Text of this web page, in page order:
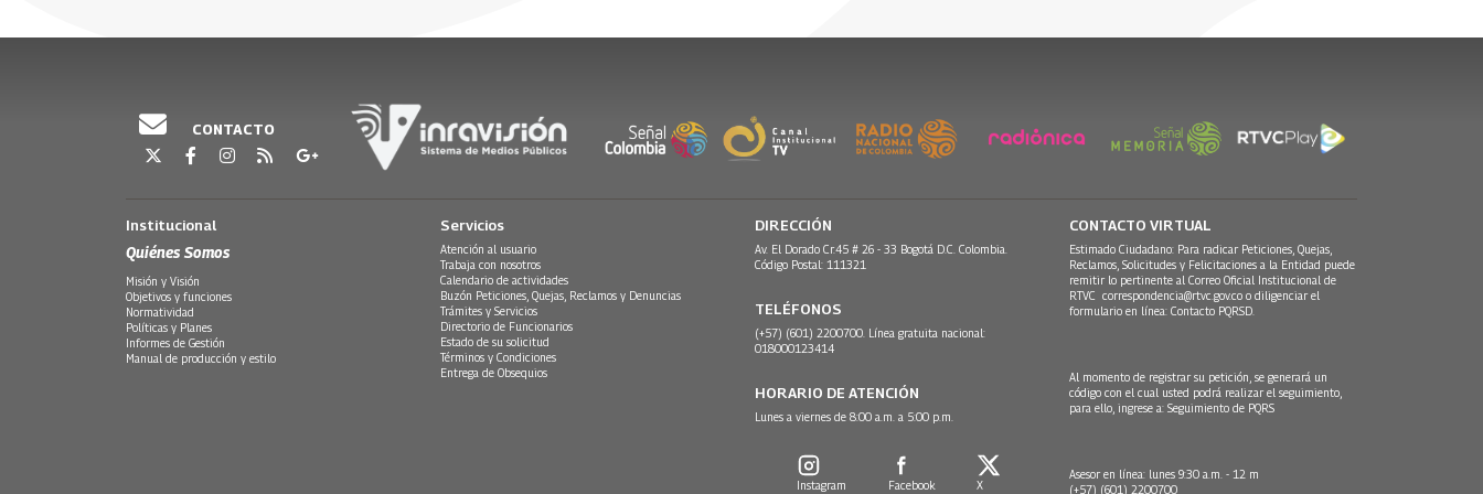
Una sumatoria de hechos y actitudes resquebrajaron su gobierno. A la vez, este
oponentes, que habían sido enemigos, se unieran para provocar su caída. Esta
tercera parte de la Trilogía ¡Anocheció de Golpe! cierra dando cuenta del ocaso de
Colombia. De la mano del historiador Cesar Ayala Diago, Historias de Onda Larga
despide al General.
CONTACTO
Institucional
Quiénes Somos
Misión y Visión
Objetivos y funciones
Normatividad
Políticas y Planes
Informes de Gestión
Manual de producción y estilo
Servicios
Atención al usuario
Trabaja con nosotros
Calendario de actividades
Buzón Peticiones, Quejas, Reclamos y Denuncias
Trámites y Servicios
Directorio de Funcionarios
Estado de su solicitud
Términos y Condiciones
Entrega de Obsequios
DIRECCIÓN
Av. El Dorado Cr.45 # 26 - 33 Bogotá D.C. Colombia.
Código Postal: 111321
TELÉFONOS
(+57) (601) 2200700. Línea gratuita nacional:
018000123414
HORARIO DE ATENCIÓN
Lunes a viernes de 8:00 a.m. a 5:00 p.m.
Instagram Facebook X
CONTACTO VIRTUAL
Estimado Ciudadano: Para radicar Peticiones, Quejas,
Reclamos, Solicitudes y Felicitaciones a la Entidad puede
remitir lo pertinente al Correo Oficial Institucional de
RTVC correspondencia@rtvc.gov.co o diligenciar el
formulario en línea: Contacto PQRSD.
Al momento de registrar su petición, se generará un
código con el cual usted podrá realizar el seguimiento,
para ello, ingrese a: Seguimiento de PQRS
Asesor en línea: lunes 9:30 a.m. - 12 m
(+57) (601) 2200700